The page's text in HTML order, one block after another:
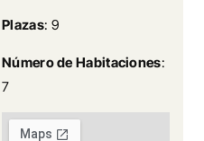
Plazas: 9
Número de Habitaciones:
7